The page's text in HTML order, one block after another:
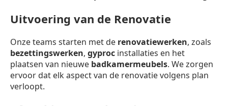
Uitvoering van de Renovatie
Onze teams starten met de renovatiewerken, zoals
bezettingswerken, gyproc installaties en het
plaatsen van nieuwe badkamermeubels. We zorgen
ervoor dat elk aspect van de renovatie volgens plan
verloopt.